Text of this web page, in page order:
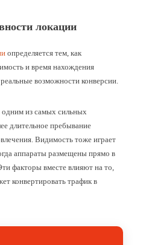
локации
определяется тем, как
и время нахождения
возможности конверсии.
одним из самых сильных
длительное пребывание
Видимость тоже играет
аппараты размещены прямо в
факторы вместе влияют на то,
конвертировать трафик в